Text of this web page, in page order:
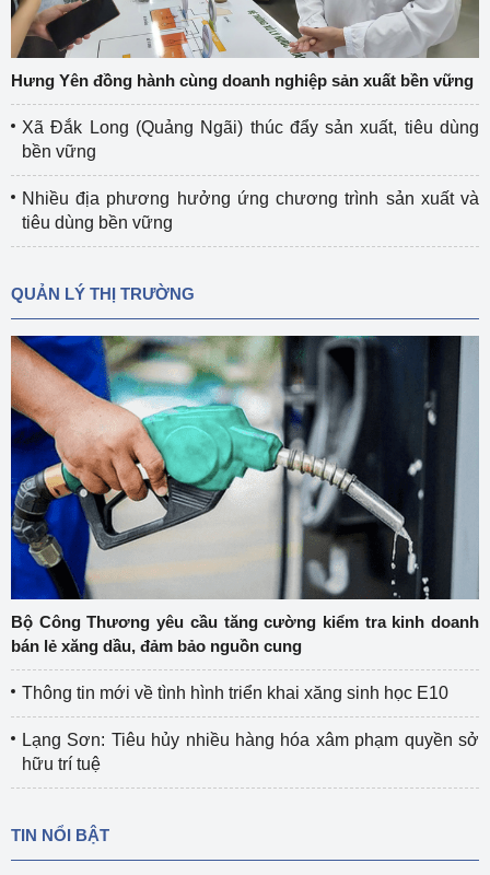
Hưng Yên đồng hành cùng doanh nghiệp sản xuất bền vững
Xã Đắk Long (Quảng Ngãi) thúc đẩy sản xuất, tiêu dùng
bền vững
Nhiều địa phương hưởng ứng chương trình sản xuất và
tiêu dùng bền vững
QUẢN LÝ THỊ TRƯỜNG
Bộ Công Thương yêu cầu tăng cường kiểm tra kinh doanh
bán lẻ xăng dầu, đảm bảo nguồn cung
Thông tin mới về tình hình triển khai xăng sinh học E10
Lạng Sơn: Tiêu hủy nhiều hàng hóa xâm phạm quyền sở
hữu trí tuệ
TIN NỔI BẬT